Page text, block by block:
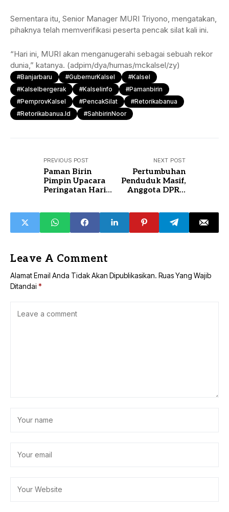
Sementara itu, Senior Manager MURI Triyono, mengatakan,
pihaknya telah memverifikasi peserta pencak silat kali ini.
“Hari ini, MURI akan menganugerahi sebagai sebuah rekor
dunia,” katanya. (adpim/dya/humas/mckalsel/zy)
#Banjarbaru #GubernurKalsel
#Kalsel
#kalselbergerak
#kalselinfo
#pamanbirin
#PemprovKalsel
#PencakSilat
#retorikabanua
#retorikabanua.id
#SahbirinNoor
PREVIOUS POST
Paman Birin
Pimpin Upacara
Peringatan Hari
NEXT POST
Pertumbuhan
Penduduk Masif,
Anggota DPRD
Sarankan
Pemekaran RT
Leave A Comment
Alamat Email Anda Tidak Akan Dipublikasikan. Ruas Yang Wajib
Ditandai *